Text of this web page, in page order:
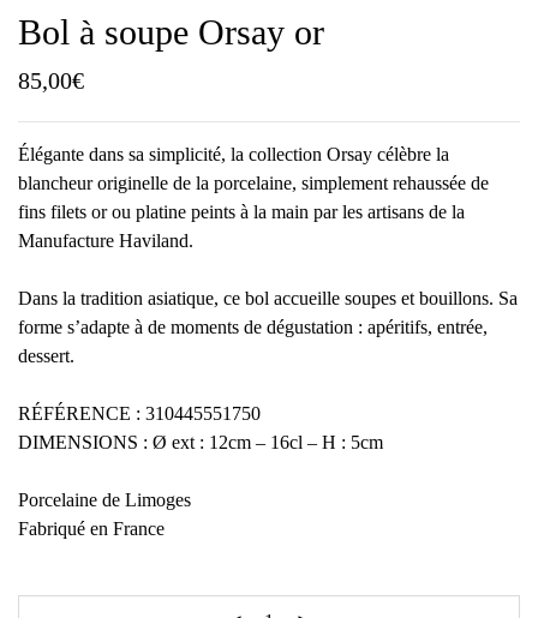
Bol à soupe Orsay or
85,00€
Élégante dans sa simplicité, la collection Orsay célèbre la
blancheur originelle de la porcelaine, simplement rehaussée de
fins filets or ou platine peints à la main par les artisans de la
Manufacture Haviland.
Dans la tradition asiatique, ce bol accueille soupes et bouillons. Sa
forme s’adapte à de moments de dégustation : apéritifs, entrée,
dessert.
RÉFÉRENCE : 310445551750
DIMENSIONS : Ø ext : 12cm – 16cl – H : 5cm
Porcelaine de Limoges
Fabriqué en France